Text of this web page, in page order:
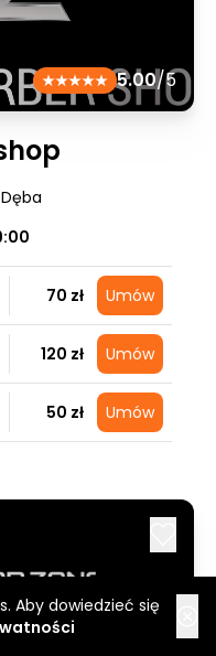
Aby dowiedzieć się
5.00/5
70 zł Umów
120 zł Umów
50 zł Umów